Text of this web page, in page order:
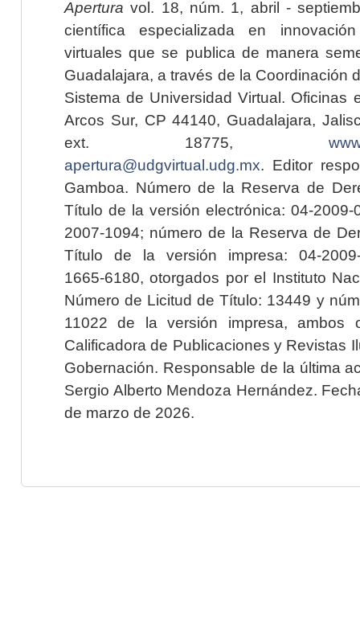
Apertura vol. 18, núm. 1, abril -
científica especializada en
virtuales que se publica de manera
Guadalajara, a través de la Coordinación
Sistema de Universidad Virtual. Oficinas
Arcos Sur, CP 44140, Guadalajara,
ext. 18775,
apertura@udgvirtual.udg.mx. Editor
Gamboa. Número de la Reserva de
Título de la versión electrónica: 04-2009-
2007-1094; número de la Reserva de
Título de la versión impresa: 04-2009-
1665-6180, otorgados por el Instituto
Número de Licitud de Título: 13449 y
11022 de la versión impresa, ambos
Calificadora de Publicaciones y Revistas
Gobernación. Responsable de la última
Sergio Alberto Mendoza Hernández.
de marzo de 2026.